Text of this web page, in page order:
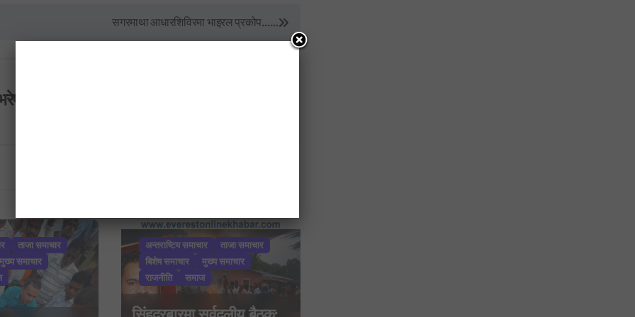
सगरमाथा आधारशिविरमा भाइरल प्रकोप……
अन्लाईन खबर
ताजा समाचार
मुख्य समाचार
अन्तराष्टिय समाचार
ताजा समाचार
बिशेष समाचार
मुख्य समाचार
राजनीति
समाज